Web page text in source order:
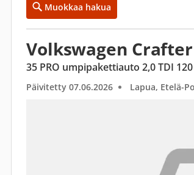
Muokkaa hakua
Volkswagen Crafter
35 PRO umpipakettiauto 2,0 TDI
Päivitetty 07.06.2026 Lapua, Etelä-